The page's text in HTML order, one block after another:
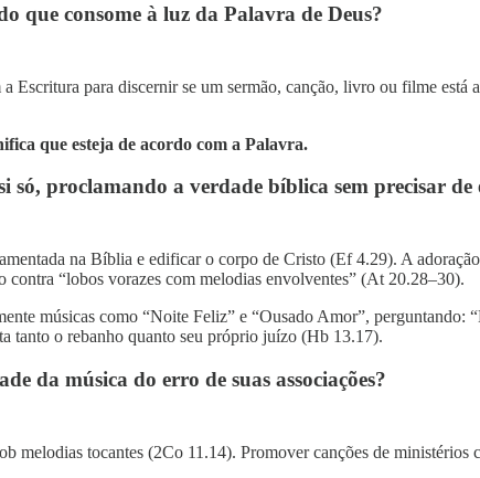
que consome à luz da Palavra de Deus?
Escritura para discernir se um sermão, canção, livro ou filme
que esteja de acordo com a Palavra.
só, proclamando a verdade bíblica sem precisar de
na Bíblia e edificar o corpo de Cristo (Ef 4.29). A
contra “lobos vorazes com melodias envolventes” (At 20.28–30).
músicas como “Noite Feliz” e “Ousado Amor”,
tanto o rebanho quanto seu próprio juízo (Hb 13.17).
da música do erro de suas associações?
melodias tocantes (2Co 11.14). Promover canções de